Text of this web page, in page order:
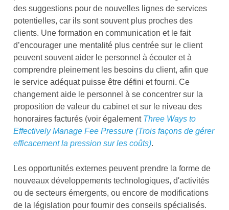
des suggestions pour de nouvelles lignes de services
potentielles, car ils sont souvent plus proches des
clients. Une formation en communication et le fait
d’encourager une mentalité plus centrée sur le client
peuvent souvent aider le personnel à écouter et à
comprendre pleinement les besoins du client, afin que
le service adéquat puisse être défini et fourni. Ce
changement aide le personnel à se concentrer sur la
proposition de valeur du cabinet et sur le niveau des
honoraires facturés (voir également Three Ways to
Effectively Manage Fee Pressure (Trois façons de gérer
efficacement la pression sur les coûts).
Les opportunités externes peuvent prendre la forme de
nouveaux développements technologiques, d'activités
ou de secteurs émergents, ou encore de modifications
de la législation pour fournir des conseils spécialisés.